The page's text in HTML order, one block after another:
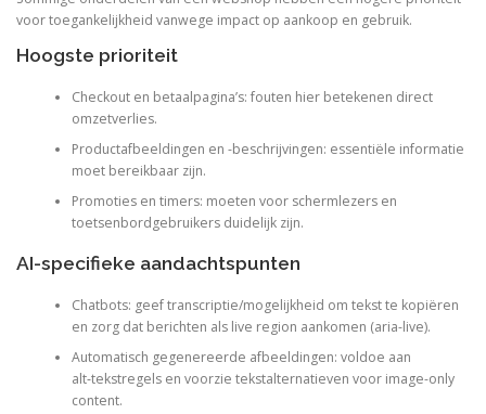
voor toegankelijkheid vanwege impact op aankoop en gebruik.
Hoogste prioriteit
Checkout en betaalpagina’s: fouten hier betekenen direct
omzetverlies.
Productafbeeldingen en -beschrijvingen: essentiële informatie
moet bereikbaar zijn.
Promoties en timers: moeten voor schermlezers en
toetsenbordgebruikers duidelijk zijn.
AI-specifieke aandachtspunten
Chatbots: geef transcriptie/mogelijkheid om tekst te kopiëren
en zorg dat berichten als live region aankomen (aria-live).
Automatisch gegenereerde afbeeldingen: voldoe aan
alt‑tekstregels en voorzie tekstalternatieven voor image-only
content.